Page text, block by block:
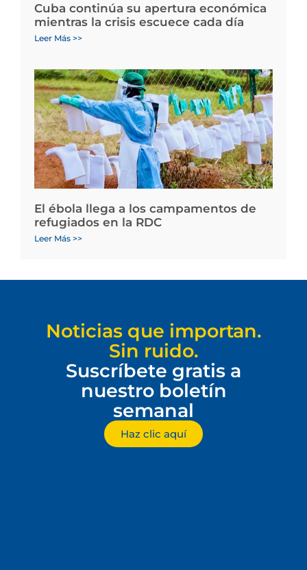
Cuba continúa su apertura económica
mientras la crisis escuece cada día
Leer Más >>
El ébola llega a los campamentos de
refugiados en la RDC
Leer Más >>
Noticias que importan.
Sin ruido.
Suscríbete gratis a
nuestro boletín
semanal
Haz clic aquí